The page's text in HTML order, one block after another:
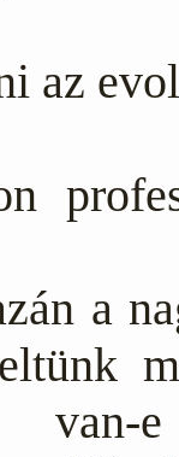
az
a
van-